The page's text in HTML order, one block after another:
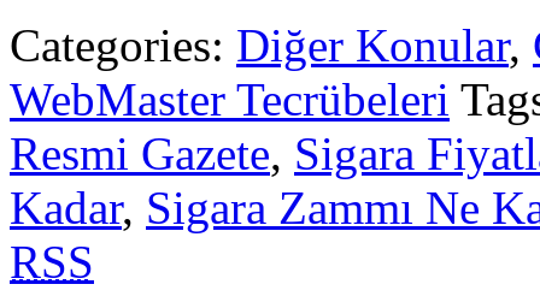
Categories: Diğer Konular,
WebMaster Tecrübeleri
Resmi Gazete, Sigara
Kadar, Sigara Zammı Ne
RSS